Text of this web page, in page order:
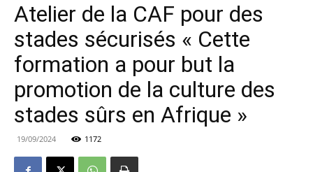
Atelier de la CAF pour des
stades sécurisés « Cette
formation a pour but la
promotion de la culture des
stades sûrs en Afrique »
19/09/2024 1172